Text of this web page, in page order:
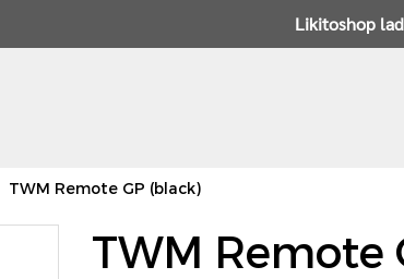
Likitoshop
TWM Remote GP (black)
TWM Remote